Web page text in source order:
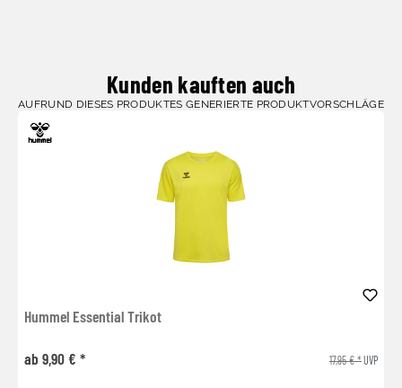
Kunden kauften auch
AUFRUND DIESES PRODUKTES GENERIERTE PRODUKTVORSCHLÄGE
Hummel Essential Trikot
ab 9,90 € * 17,95 € *UVP